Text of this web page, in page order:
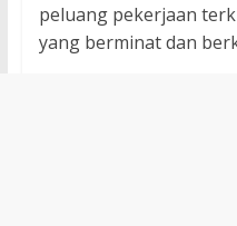
peluang pekerjaan
yang berminat dan